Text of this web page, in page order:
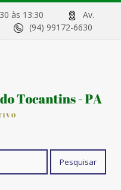
às 13:30
Av.
(94) 99172-6630